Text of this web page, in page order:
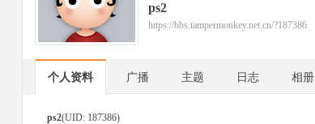
ps2
https://bbs.tampermonkey.net.cn/?187386
个人资料 广播 主题 日志 相册
ps2(UID: 187386)